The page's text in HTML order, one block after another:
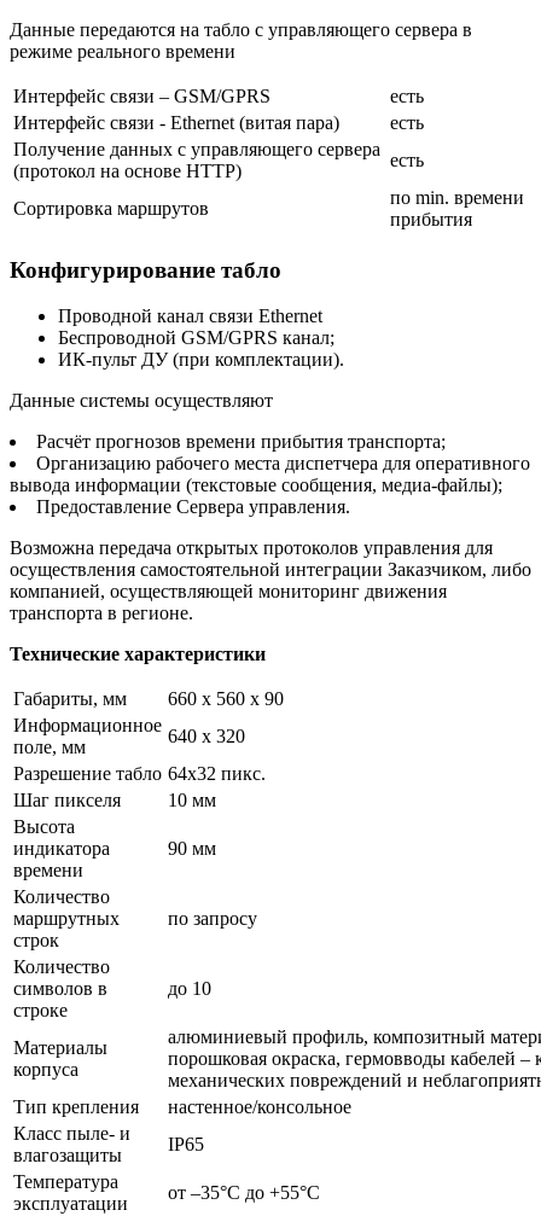
Данные передаются на табло с управляющего сервера в
режиме реального времени
Интерфейс связи – GSM/GPRS
есть
Интерфейс связи - Ethernet (витая пара)
есть
Получение данных с управляющего сервера
(протокол на основе HTTP)
есть
Сортировка маршрутов
по min. времени
прибытия
Конфигурирование табло
Проводной канал связи Ethernet
Беспроводной GSM/GPRS канал;
ИК-пульт ДУ (при комплектации).
Данные системы осуществляют
Расчёт прогнозов времени прибытия транспорта;
Организацию рабочего места диспетчера для оперативного
вывода информации (текстовые сообщения, медиа-файлы);
Предоставление Сервера управления.
Возможна передача открытых протоколов управления для
осуществления самостоятельной интеграции Заказчиком, либо
компанией, осуществляющей мониторинг движения
транспорта в регионе.
Технические характеристики
Габариты, мм
660 x 560 x 90
Информационное
поле, мм
640 x 320
Разрешение табло 64x32 пикс.
Шаг пикселя
10 мм
Высота
индикатора
времени
90 мм
Количество
маршрутных
строк
по запросу
Количество
символов в
строке
до 10
Материалы
корпуса
алюминиевый профиль, композитный
порошковая окраска, гермовводы кабелей –
механических повреждений и
Тип крепления
настенное/консольное
Класс пыле- и
влагозащиты
IP65
Температура
эксплуатации
от –35°С до +55°С